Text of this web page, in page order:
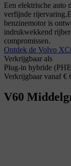
Een elektrische auto
verfijnde rijervaring.
benzinemotor is
indrukwekkend
compromissen.
Ontdek de Volvo
Verkrijgbaar als
Plug-in hybride
Verkrijgbaar vanaf €
V60